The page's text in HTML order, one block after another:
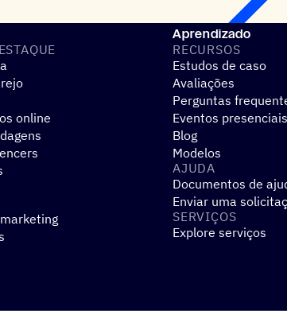
online
Aprendizado
RECURSOS
Estudos de caso
Avaliações
Perguntas
Eventos presenciais
Blog
Modelos
AJUDA
Documentos de
Enviar uma
SERVIÇOS
Explore serviços